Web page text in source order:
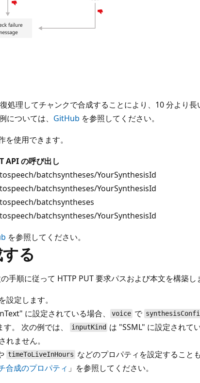
処理してチャンクで合成することにより、10 分より長
については、 GitHub を参照してください。
を使用できます。
API の呼び出し
batchsyntheses/YourSynthesisId
batchsyntheses/YourSynthesisId
batchsyntheses
batchsyntheses/YourSynthesisId
を参照してください。
る
手順に従って HTTP PUT 要求パスおよび本文を構築し
設定します。
に設定されている場合、voiceで
。 次の例では、
inputKind は "SSML" に設定されて
れません。
timeToLiveInHours などのプロパティを設定すること
合成のプロパティ 」を参照してください。